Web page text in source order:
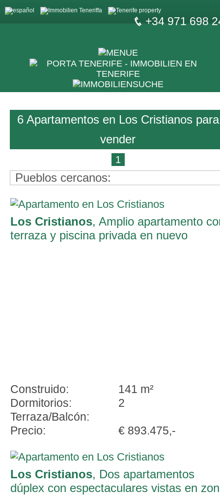
+34 971 698
6 Apartamentos en Los Cristianos para
vender
1
Pueblos cercanos:
Los Cristianos, Amplio apartamento
terraza y piscina privada en nuevo
Construido:
141 m²
Dormitorios:
2
Terraza/Balcón:
Precio:
€ 893.475,-
Los Cristianos, Dos apartamentos
dúplex con espectaculares vistas en